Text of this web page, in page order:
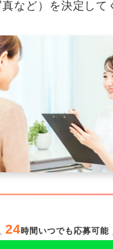
など）を決定して
24時間いつでも応募可能